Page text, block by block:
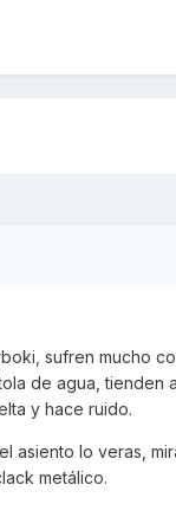
sufren mucho
de agua, tienden
y hace ruido.
asiento lo veras,
metálico.